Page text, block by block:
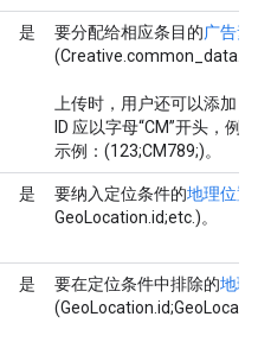
是 要分配给相应条目的广告素
上传时，用户还可以添加
ID 应以字母“CM”开头，例
示例：(123;CM789;)。
是 要纳入定位条件的地理位置
GeoLocation.id;etc.)。
是 要在定位条件中排除的地理